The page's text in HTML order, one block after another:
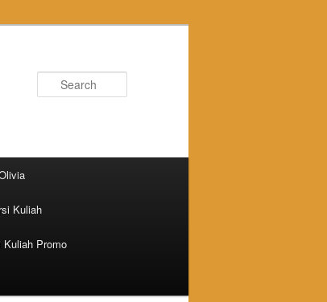
Kuliah
Promo